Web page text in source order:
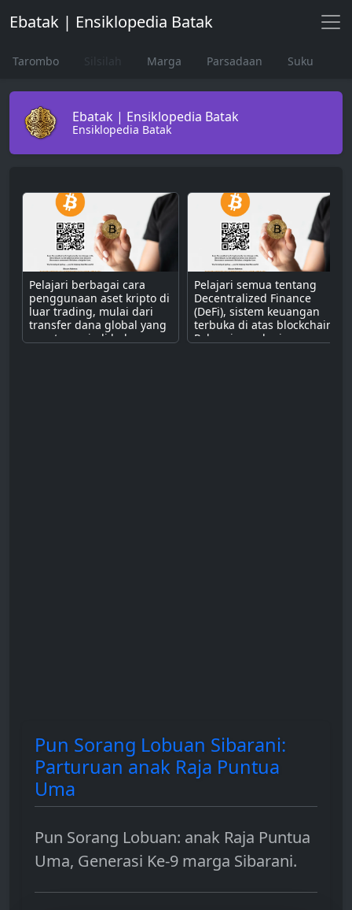
Ebatak | Ensiklopedia Batak
Tarombo Marga Parsadaan Suku
Ebatak | Ensiklopedia Batak
Ensiklopedia Batak
Pelajari berbagai cara
penggunaan aset kripto di
luar trading, mulai dari
transfer dana global yang
cepat, menjadi bahan
Pelajari semua tentang
Decentralized Finance
(DeFi), sistem keuangan
terbuka di atas blockchain.
Pahami cara kerjanya
Pun Sorang Lobuan Sibarani:
Parturuan anak Raja Puntua
Uma
Pun Sorang Lobuan: anak Raja Puntua
Uma, Generasi Ke-9 marga Sibarani.